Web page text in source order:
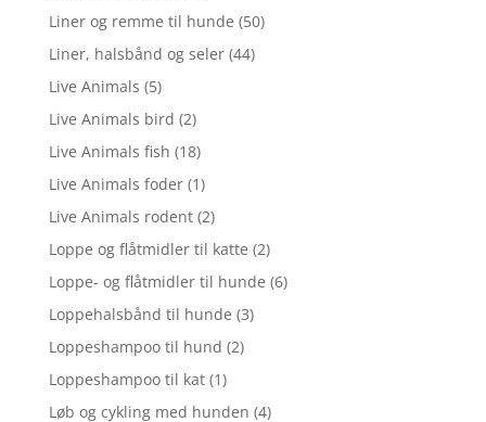
Liner og remme til hunde (50)
Liner, halsbånd og seler (44)
Live Animals (5)
Live Animals bird (2)
Live Animals fish (18)
Live Animals foder (1)
Live Animals rodent (2)
Loppe og flåtmidler til katte (2)
Loppe- og flåtmidler til hunde (6)
Loppehalsbånd til hunde (3)
Loppeshampoo til hund (2)
Loppeshampoo til kat (1)
Løb og cykling med hunden (4)